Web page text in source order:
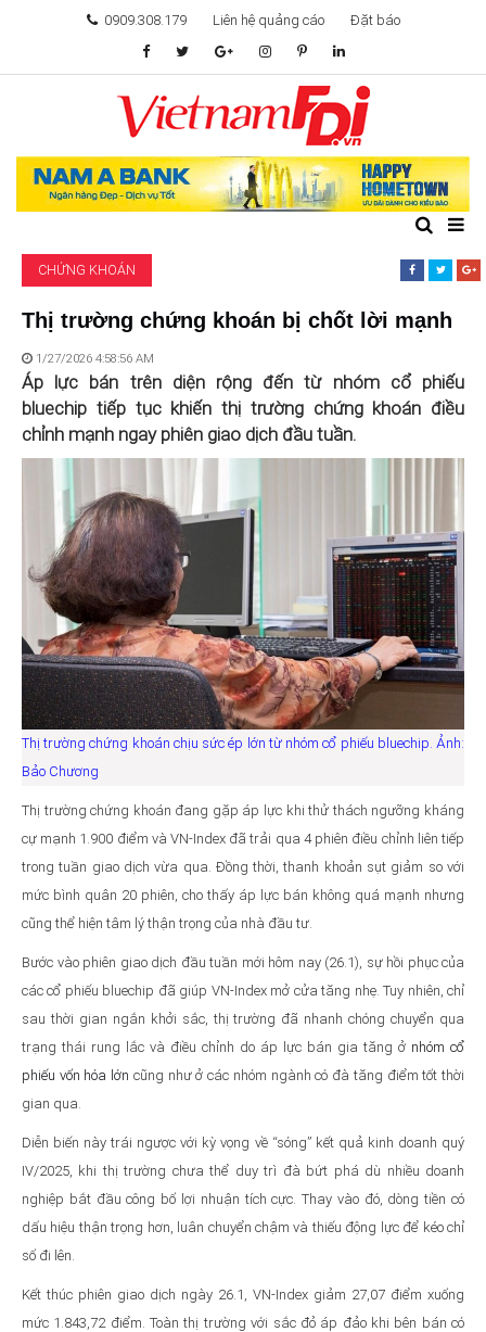
0909.308.179 Liên hệ quảng cáo Đặt báo
TÂM ĐIỂM ĐẦU TƯ
TÀI CHÍNH
KHỞI NGHIỆP
CHỨNG KHOÁN
Thị trường chứng khoán bị chốt lời mạnh
1/27/2026 4:58:56 AM
Áp lực bán trên diện rộng đến từ nhóm cổ phiếu
bluechip tiếp tục khiến thị trường chứng khoán điều
chỉnh mạnh ngay phiên giao dịch đầu tuần.
Thị trường chứng khoán chịu sức ép lớn từ nhóm cổ phiếu bluechip. Ảnh:
Bảo Chương
Thị trường chứng khoán đang gặp áp lực khi thử thách ngưỡng kháng
cự mạnh 1.900 điểm và VN-Index đã trải qua 4 phiên điều chỉnh liên tiếp
trong tuần giao dịch vừa qua. Đồng thời, thanh khoản sụt giảm so với
mức bình quân 20 phiên, cho thấy áp lực bán không quá mạnh nhưng
cũng thể hiện tâm lý thận trọng của nhà đầu tư.
Bước vào phiên giao dịch đầu tuần mới hôm nay (26.1), sự hồi phục của
các cổ phiếu bluechip đã giúp VN-Index mở cửa tăng nhẹ. Tuy nhiên, chỉ
sau thời gian ngắn khởi sắc, thị trường đã nhanh chóng chuyển qua
trạng thái rung lắc và điều chỉnh do áp lực bán gia tăng ở nhóm cổ
phiếu vốn hóa lớn cũng như ở các nhóm ngành có đà tăng điểm tốt thời
gian qua.
Diễn biến này trái ngược với kỳ vọng về “sóng” kết quả kinh doanh quý
IV/2025, khi thị trường chưa thể duy trì đà bứt phá dù nhiều doanh
nghiệp bắt đầu công bố lợi nhuận tích cực. Thay vào đó, dòng tiền có
dấu hiệu thận trọng hơn, luân chuyển chậm và thiếu động lực để kéo chỉ
số đi lên.
Kết thúc phiên giao dịch ngày 26.1, VN-Index giảm 27,07 điểm xuống
mức 1.843,72 điểm. Toàn thị trường với sắc đỏ áp đảo khi bên bán có